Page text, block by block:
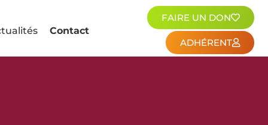
Contact
FAIRE UN DON
ADHÉRENT